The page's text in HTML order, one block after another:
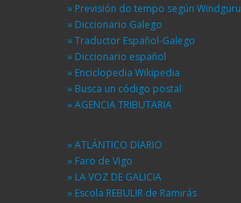
» Previsión do tempo según Windguru
» Diccionario Galego
» Traductor Español-Galego
» Diccionario español
» Enciclopedia Wikipedia
» Busca un código postal
» AGENCIA TRIBUTARIA
» ATLÁNTICO DIARIO
» Faro de Vigo
» LA VOZ DE GALICIA
» Escola REBULIR de Ramirás